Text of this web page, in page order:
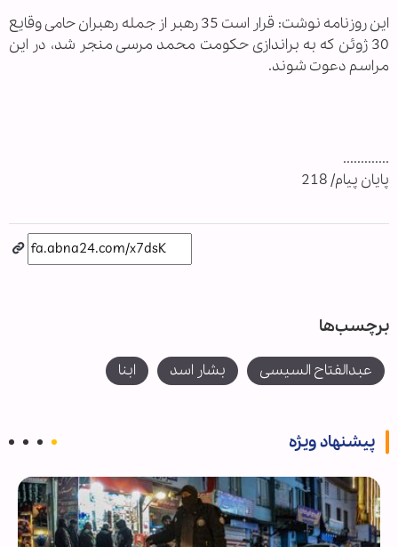
این روزنامه نوشت: قرار است 35 رهبر از جمله رهبران حامی وقایع
30 ژوئن که به براندازی حکومت محمد مرسی منجر شد، در این
مراسم دعوت شوند.
.............
پایان پیام/ 218
برچسب‌ها
عبدالفتاح السیسی بشار اسد ابنا
پیشنهاد ویژه